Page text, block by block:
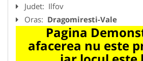
Judet: Ilfov
Oras: Dragomiresti-Vale
Pagina
afacerea nu este